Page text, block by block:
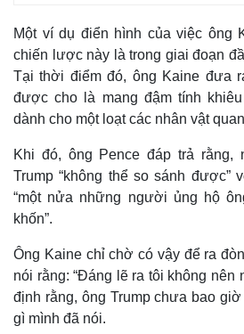
Kinh tế
Bất động sản
Khởi nghiệp
Thị
Giá
Tiêu
Tỷ
Một ví dụ điển hình của việc ông
chiến lược này là trong giai đoạn
Tại thời điểm đó, ông Kaine đưa
được cho là mang đậm tính
dành cho một loạt các nhân vật
Khi đó, ông Pence đáp trả
Trump “không thể so sánh được”
“một nửa những người ủng hộ
khốn”.
Ông Kaine chỉ chờ có vậy để ra
nói rằng: “Đáng lẽ ra tôi không nên
định rằng, ông Trump chưa bao
gì mình đã nói.